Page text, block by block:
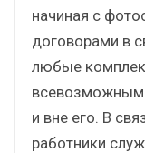
начиная с
договорами в
любые
и вне его. В
работники